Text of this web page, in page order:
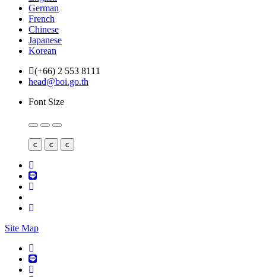
German
French
Chinese
Japanese
Korean
(+66) 2 553 8111
head@boi.go.th
Font Size
c c c
Site Map